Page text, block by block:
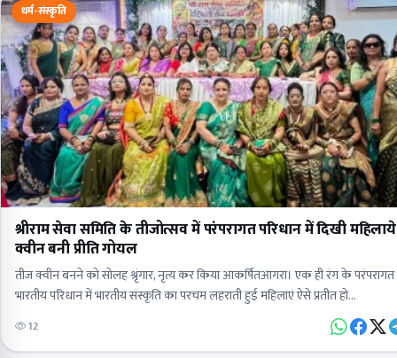
धर्म-संस्कृति
श्रीराम सेवा समिति के तीजोत्सव में परंपरागत परिधान में दिखी
क्वीन बनी प्रीति गोयल
तीज क्वीन बनने को सोलह श्रृंगार, नृत्य कर किया आकर्षितआगरा। एक ही रंग के परंपरागत
भारतीय परिधान में भारतीय संस्कृति का परचम लहराती हुई महिलाएं ऐसे प्रतीत हो…
12